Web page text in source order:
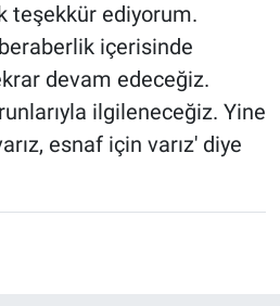
teşekkür ediyorum.
içerisinde
devam edeceğiz.
ilgileneceğiz. Yine
esnaf için varız' diye